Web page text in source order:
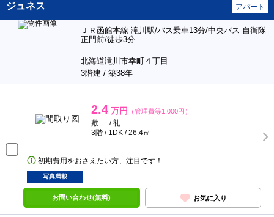
ジュネス アパート
ＪＲ函館本線 滝川駅/バス乗車13分/中央バス 自衛隊
正門前/徒歩3分
北海道滝川市幸町４丁目
3階建 / 築38年
2.4 万円 （管理費等1,000円）
敷 － / 礼 －
3階 / 1DK / 26.4㎡
初期費用をおさえたい方、注目です！
写真満載
お問い合わせ(無料) お気に入り